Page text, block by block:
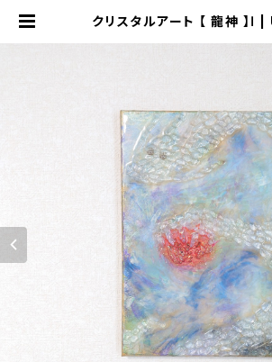
クリスタルアート 【 龍神 】Ⅰ